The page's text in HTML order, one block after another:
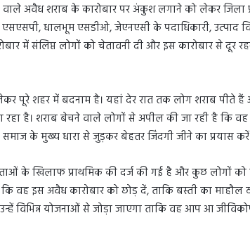
वाले अवैध शराब के कारोबार पर अंकुश लगाने को लेकर जिला
धालभूम एसडीओ, जेएनएसी के पदाधिकारी, उत्पाद
में संलिप्त लोगों को चेतावनी दी और इस कारोबार से दूर
पूरे शहर में बदनाम है। यहां देर रात तक लोग शराब पीते हैं
है। शराब बेचने वाले लोगों से अपील की जा रही है कि
के मुख्य धारा से जुड़कर बेहतर जिंदगी जीने का प्रयास
के खिलाफ प्राथमिक की दर्ज की गई है और कुछ लोगों को
इस अवैध कारोबार को छोड़ दें, ताकि बस्ती का माहौल
विभिन्न योजनाओं से जोड़ा जाएगा ताकि वह आप आ